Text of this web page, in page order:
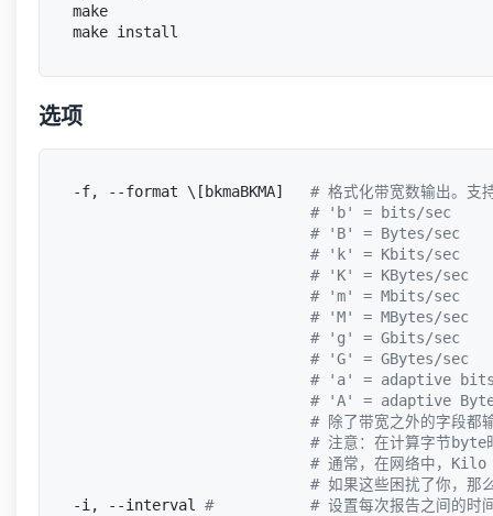
make
选项
-f, --format \[bkmaBKMA] # 格式化带宽数输出。支
# 'b' = bits/sec
# 'B' = Bytes/sec
# 'k' = Kbits/sec
# 'K' = KBytes/sec
# 'm' = Mbits/sec
# 'M' = MBytes/sec
# 'g' = Gbits/sec
# 'G' = GBytes/sec
# 'a' = adaptive
# 'A' = adaptive
# 除了带宽之外的字段都
# 注意：在计算字节
# 通常，在网络中，
# 如果这些困扰了你，那
-i, --interval #           # 设置每次报告之间的时间间